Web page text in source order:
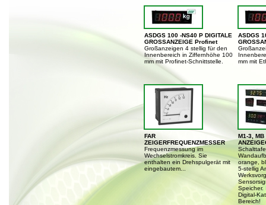
ASDGS 100 -NS40 P DIGITALE
GROSSANZEIGE Profinet
Großanzeigen 4 stellig für den
Innenbereich in Ziffernhöhe 100
mm mit Profinet-Schnittstelle.
ASDGS
mm mit
FAR
ZEIGERFREQUENZMESSER
Frequenzmessung im
Wechselstromkreis. Sie
enthalten ein Drehspulgerät mit
eingebautem...
M1-3, MB
orange,
5-stellig
Speicher.
Digital-
Bereich!